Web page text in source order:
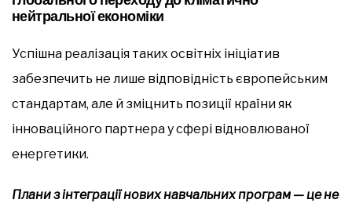
нейтральної економіки
Успішна реалізація таких освітніх ініціатив
забезпечить не лише відповідність європейським
стандартам, але й зміцнить позиції країни як
інноваційного партнера у сфері відновлюваної
енергетики.
Плани з інтеграції нових навчальних програм — це не